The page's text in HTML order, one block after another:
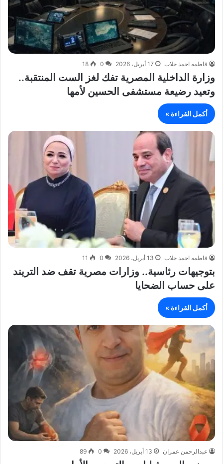
فاطمه احمد جلاب 17 أبريل، 2026 0
18
وزارة الداخلية المصرية تفك لغز الست المنتقبة..
وتعيد رضيعة مستشفى الحسين لأمها
أكمل القراءة »
فاطمه احمد جلاب 13 أبريل، 2026 0
11
بتوجيهات رئاسية.. وزارات مصرية تقف ضد التريند
على حساب الضحايا
أكمل القراءة »
عبدالرحمن عمران 13 أبريل، 2026 0
89